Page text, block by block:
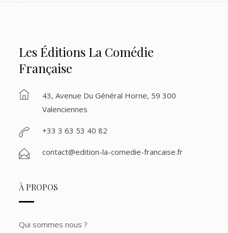
Les Éditions La Comédie
Française
43, Avenue Du Général Horne, 59 300
Valenciennes
+33 3 63 53 40 82
contact@edition-la-comedie-francaise.fr
À PROPOS
Qui sommes nous ?